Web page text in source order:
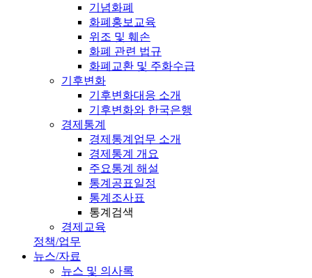
기념화폐
화폐홍보교육
위조 및 훼손
화폐 관련 법규
화폐교환 및 주화수급
기후변화
기후변화대응 소개
기후변화와 한국은행
경제통계
경제통계업무 소개
경제통계 개요
주요통계 해설
통계공표일정
통계조사표
통계검색
경제교육
정책/업무
뉴스/자료
뉴스 및 의사록